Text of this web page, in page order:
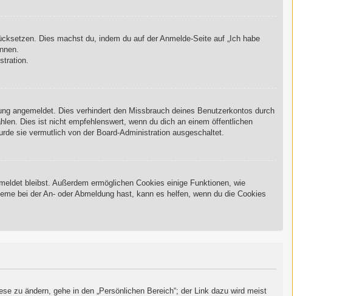
Dies machst du, indem du auf der Anmelde-Seite auf „Ich habe
angemeldet. Dies verhindert den Missbrauch deines Benutzerkontos durch
Dies ist nicht empfehlenswert, wenn du dich an einem öffentlichen
sie vermutlich von der Board-Administration ausgeschaltet.
bleibst. Außerdem ermöglichen Cookies einige Funktionen, wie
bei der An- oder Abmeldung hast, kann es helfen, wenn du die Cookies
zu ändern, gehe in den „Persönlichen Bereich“; der Link dazu wird meist